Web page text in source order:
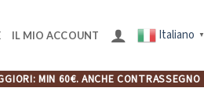
IL MIO ACCOUNT Italiano ▼
MIN 60€. ANCHE CONTRASSEGNO